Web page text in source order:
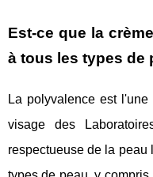
Est-ce que la
à tous les types de
La polyvalence est
visage des
respectueuse de la peau